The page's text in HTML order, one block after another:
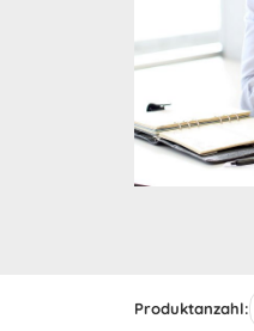
Produktanzahl: